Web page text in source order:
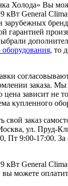
Холода» Вы
кВт General
зарубежных
гарантией
, то
заказа.
зависит не
купленного
свой заказ
ул. Пруд-
Пт 9:00-17:00. За
кВт General
можете